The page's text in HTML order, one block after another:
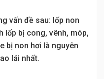
vấn đề sau: lốp non
lốp bị cong, vênh, móp,
bị non hơi là nguyên
lái nhất.